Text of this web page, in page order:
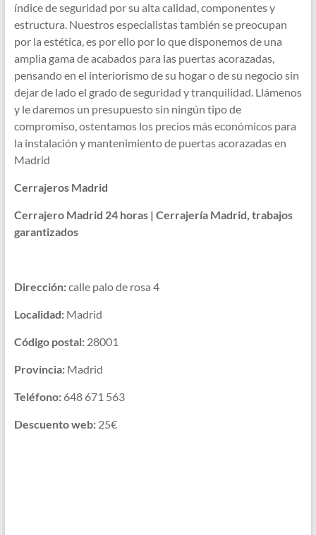
índice de seguridad por su alta calidad, componentes y
estructura. Nuestros especialistas también se preocupan
por la estética, es por ello por lo que disponemos de una
amplia gama de acabados para las puertas acorazadas,
pensando en el interiorismo de su hogar o de su negocio sin
dejar de lado el grado de seguridad y tranquilidad. Llámenos
y le daremos un presupuesto sin ningún tipo de
compromiso, ostentamos los precios más económicos para
la instalación y mantenimiento de puertas acorazadas en
Madrid
Cerrajeros Madrid
Cerrajero Madrid 24 horas | Cerrajería Madrid, trabajos
garantizados
Dirección:calle palo de rosa 4
Localidad:Madrid
Código postal:28001
Provincia:Madrid
Teléfono:648 671 563
Descuento web:25€